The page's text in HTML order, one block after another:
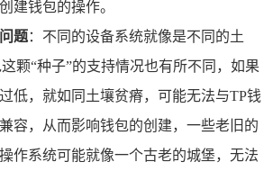
建钱包的操作。
题：不同的设备系统就像是不同的土
颗“种子”的支持情况也有所不同，如果
低，就如同土壤贫瘠，可能无法与TP钱
容，从而影响钱包的创建，一些老旧的
作系统可能就像一个古老的城堡，无法